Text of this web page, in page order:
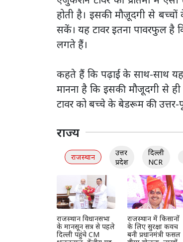
होती है। इसकी मौज़ूदगी से
सकें। यह टावर इतना पावरफुल है
लगते हैं।
कहते हैं कि पढ़ाई के साथ-साथ यह
मानना है कि इसकी मौजूदगी से
टावर को बच्चे के बेडरूम की उत्तर-
राज्य
राजस्थान
उत्तर
प्रदेश
दिल्ली
NCR
राजस्थान विधानसभा
के मानसून सत्र से पहले
दिल्ली पहुंचे CM
राजस्थान में किसानों
के लिए सुरक्षा कवच
बनी प्रधानमंत्री फसल